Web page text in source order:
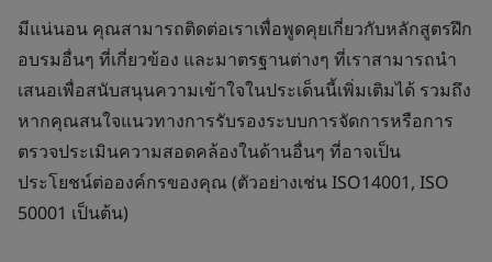
มีแน่นอน คุณสามารถติดต่อเราเพื่อพูดคุยเกี่ยวกับหลักสูตรฝึก
อบรมอื่นๆ ที่เกี่ยวข้อง และมาตรฐานต่างๆ ที่เราสามารถนำ
เสนอเพื่อสนับสนุนความเข้าใจในประเด็นนี้เพิ่มเติมได้ รวมถึง
หากคุณสนใจแนวทางการรับรองระบบการจัดการหรือการ
ตรวจประเมินความสอดคล้องในด้านอื่นๆ ที่อาจเป็น
ประโยชน์ต่อองค์กรของคุณ (ตัวอย่างเช่น ISO14001, ISO
50001 เป็นต้น)